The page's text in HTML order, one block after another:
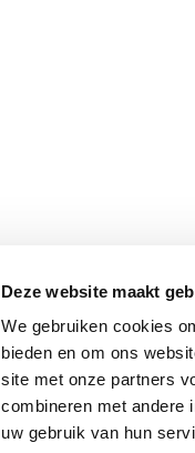
Deze website maakt
We gebruiken cookies
bieden en om ons
site met onze partners
combineren met andere
uw gebruik van hun